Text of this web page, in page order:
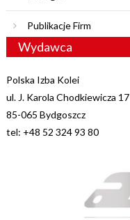
Publikacje Firm
Wydawca
Polska Izba Kolei
ul. J. Karola Chodkiewicza 17
85-065 Bydgoszcz
tel: +48 52 324 93 80